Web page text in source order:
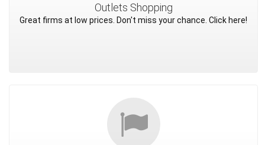
Outlets Shopping
Great firms at low prices. Don't miss your chance. Click here!